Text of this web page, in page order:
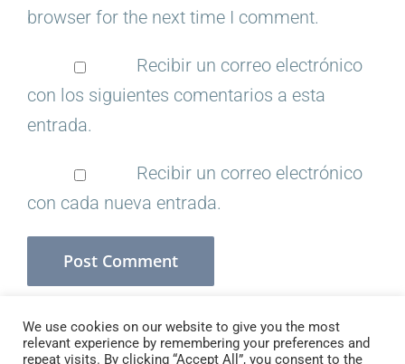
browser for the next time I comment.
Recibir un correo electrónico
con los siguientes comentarios a esta
entrada.
Recibir un correo electrónico
con cada nueva entrada.
We use cookies on our website to give you the most
relevant experience by remembering your preferences and
repeat visits. By clicking “Accept All”, you consent to the